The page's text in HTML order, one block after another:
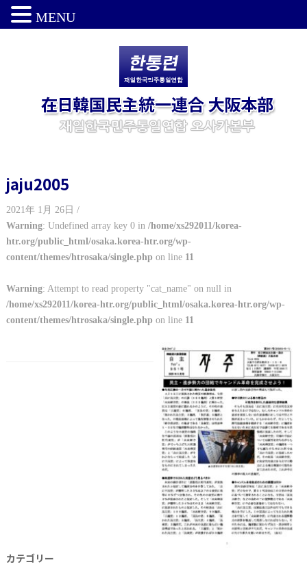
jaju2005
2021年 1月 26日 /
Warning: Undefined array key 0 in /home/xs292011/korea-
htr.org/public_html/osaka.korea-htr.org/wp-
content/themes/htrosaka/single.php on line 11
Warning: Attempt to read property "cat_name" on null in
/home/xs292011/korea-htr.org/public_html/osaka.korea-htr.org/wp-
content/themes/htrosaka/single.php on line 11
カテゴリー
MENU